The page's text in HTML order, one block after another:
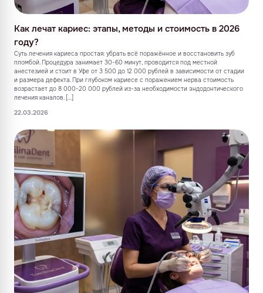
Как лечат кариес: этапы, методы и стоимость в 2026
году?
Суть лечения кариеса простая: убрать всё поражённое и восстановить зуб
пломбой. Процедура занимает 30-60 минут, проводится под местной
анестезией и стоит в Уфе от 3 500 до 12 000 рублей в зависимости от стадии
и размера дефекта. При глубоком кариесе с поражением нерва стоимость
возрастает до 8 000-20 000 рублей из-за необходимости эндодонтического
лечения каналов. […]
22.03.2026